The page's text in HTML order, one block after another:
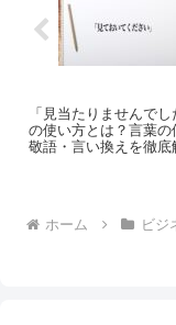
「見当たりませんで
の使い方とは？言葉の
敬語・言い換えを徹底
ホーム ビジ